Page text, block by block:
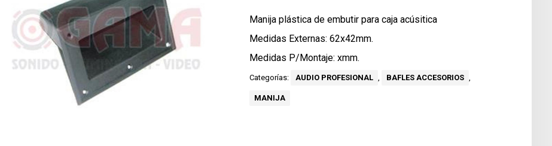
Manija plástica de embutir para caja acúsitica
Medidas Externas: 62x42mm.
Medidas P/Montaje: xmm.
Categorías: AUDIO PROFESIONAL , BAFLES ACCESORIOS ,
MANIJA